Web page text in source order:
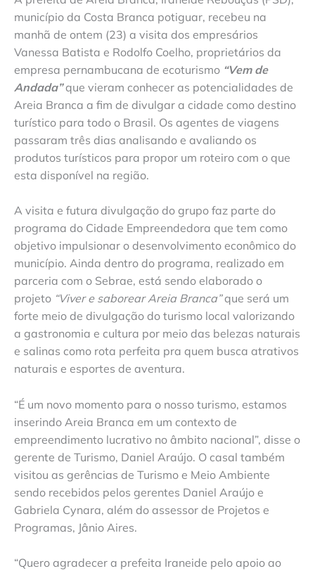
município da Costa Branca potiguar, recebeu na
manhã de ontem (23) a visita dos empresários
Vanessa Batista e Rodolfo Coelho, proprietários da
empresa pernambucana de ecoturismo “Vem de
Andada”que vieram conhecer as potencialidades de
Areia Branca a fim de divulgar a cidade como destino
turístico para todo o Brasil. Os agentes de viagens
passaram três dias analisando e avaliando os
produtos turísticos para propor um roteiro com o que
esta disponível na região.
A visita e futura divulgação do grupo faz parte do
programa do Cidade Empreendedora que tem como
objetivo impulsionar o desenvolvimento econômico do
município. Ainda dentro do programa, realizado em
parceria com o Sebrae, está sendo elaborado o
projeto “Viver e saborear Areia Branca”que será um
forte meio de divulgação do turismo local valorizando
a gastronomia e cultura por meio das belezas naturais
e salinas como rota perfeita pra quem busca atrativos
naturais e esportes de aventura.
“É um novo momento para o nosso turismo, estamos
inserindo Areia Branca em um contexto de
empreendimento lucrativo no âmbito nacional”, disse o
gerente de Turismo, Daniel Araújo. O casal também
visitou as gerências de Turismo e Meio Ambiente
sendo recebidos pelos gerentes Daniel Araújo e
Gabriela Cynara, além do assessor de Projetos e
Programas, Jânio Aires.
“Quero agradecer a prefeita Iraneide pelo apoio ao